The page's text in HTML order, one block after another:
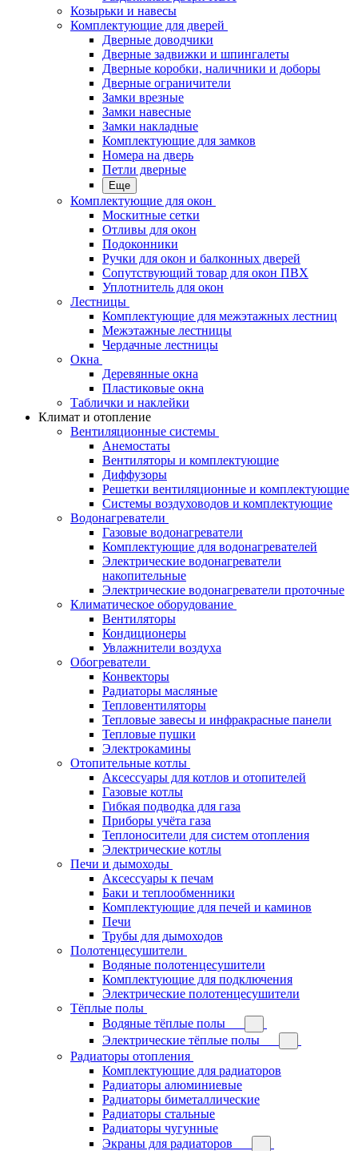
Козырьки и навесы
Комплектующие для дверей
Дверные доводчики
Дверные задвижки и шпингалеты
Дверные коробки, наличники и доборы
Дверные ограничители
Замки врезные
Замки навесные
Замки накладные
Комплектующие для замков
Номера на дверь
Петли дверные
Еще
Комплектующие для окон
Москитные сетки
Отливы для окон
Подоконники
Ручки для окон и балконных дверей
Сопутствующий товар для окон ПВХ
Уплотнитель для окон
Лестницы
Комплектующие для межэтажных лестниц
Межэтажные лестницы
Чердачные лестницы
Окна
Деревянные окна
Пластиковые окна
Таблички и наклейки
Климат и отопление
Вентиляционные системы
Анемостаты
Вентиляторы и комплектующие
Диффузоры
Решетки вентиляционные и комплектующие
Системы воздуховодов и комплектующие
Водонагреватели
Газовые водонагреватели
Комплектующие для водонагревателей
Электрические водонагреватели
накопительные
Электрические водонагреватели проточные
Климатическое оборудование
Вентиляторы
Кондиционеры
Увлажнители воздуха
Обогреватели
Конвекторы
Радиаторы масляные
Тепловентиляторы
Тепловые завесы и инфракрасные панели
Тепловые пушки
Электрокамины
Отопительные котлы
Аксессуары для котлов и отопителей
Газовые котлы
Гибкая подводка для газа
Приборы учёта газа
Теплоносители для систем отопления
Электрические котлы
Печи и дымоходы
Аксессуары к печам
Баки и теплообменники
Комплектующие для печей и каминов
Печи
Трубы для дымоходов
Полотенцесушители
Водяные полотенцесушители
Комплектующие для подключения
Электрические полотенцесушители
Тёплые полы
Водяные тёплые полы
Электрические тёплые полы
Радиаторы отопления
Комплектующие для радиаторов
Радиаторы алюминиевые
Радиаторы биметаллические
Радиаторы стальные
Радиаторы чугунные
Экраны для радиаторов